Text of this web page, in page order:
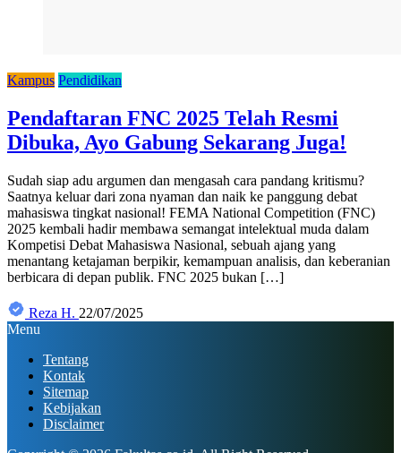
Kampus Pendidikan
Pendaftaran FNC 2025 Telah Resmi
Dibuka, Ayo Gabung Sekarang Juga!
Sudah siap adu argumen dan mengasah cara pandang kritismu?
Saatnya keluar dari zona nyaman dan naik ke panggung debat
mahasiswa tingkat nasional! FEMA National Competition (FNC)
2025 kembali hadir membawa semangat intelektual muda dalam
Kompetisi Debat Mahasiswa Nasional, sebuah ajang yang
menantang ketajaman berpikir, kemampuan analisis, dan keberanian
berbicara di depan publik. FNC 2025 bukan […]
Reza H. 22/07/2025
Menu
Tentang
Kontak
Sitemap
Kebijakan
Disclaimer